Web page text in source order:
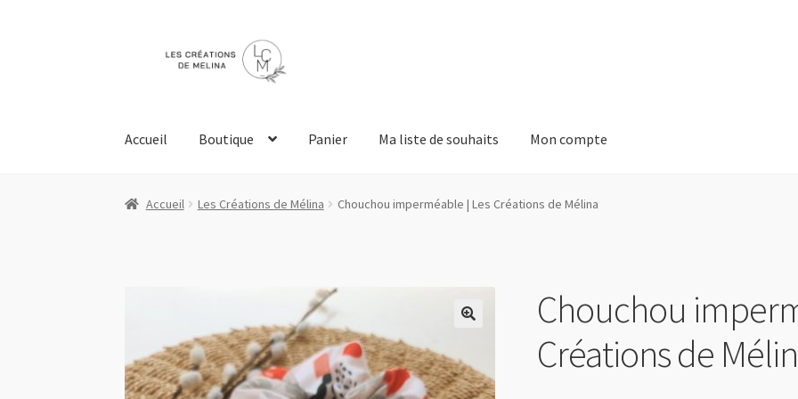
Accueil Boutique Panier Ma liste de souhaits Mon compte
Accueil Boutique Liste de souhaits Mon compte Panier Politique de confidentialité
Accueil Les Créations de Mélina Chouchou imperméable | Les Créations de Mélina
Chouchou
Créations de